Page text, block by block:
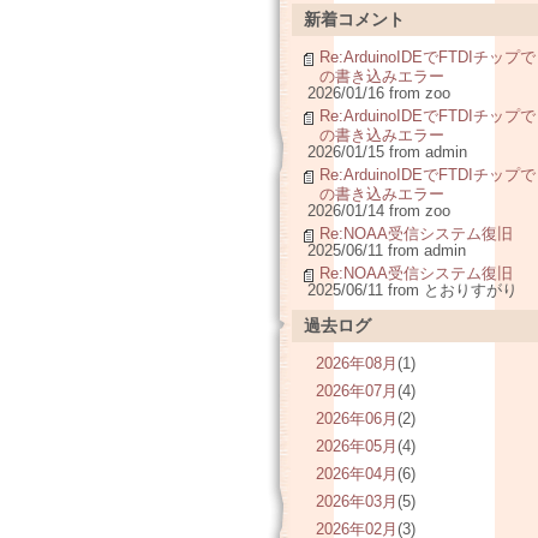
新着コメント
Re:ArduinoIDEでFTDIチップで
の書き込みエラー
2026/01/16 from zoo
Re:ArduinoIDEでFTDIチップで
の書き込みエラー
2026/01/15 from admin
Re:ArduinoIDEでFTDIチップで
の書き込みエラー
2026/01/14 from zoo
Re:NOAA受信システム復旧
2025/06/11 from admin
Re:NOAA受信システム復旧
2025/06/11 from とおりすがり
過去ログ
2026年08月 (1)
2026年07月 (4)
2026年06月 (2)
2026年05月 (4)
2026年04月 (6)
2026年03月 (5)
2026年02月 (3)